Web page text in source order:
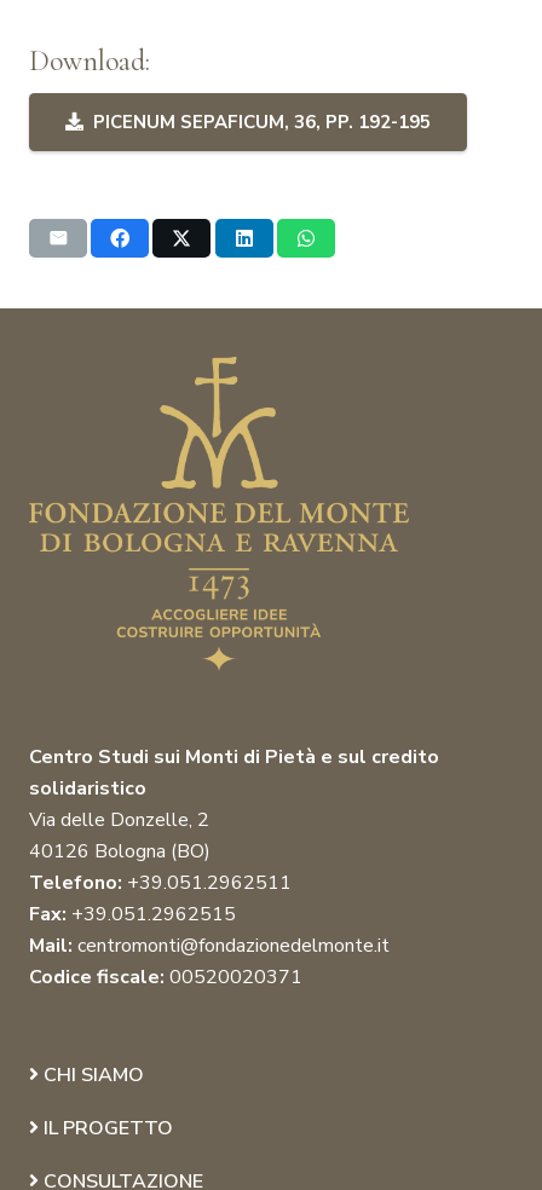
Download:
PICENUM SEPAFICUM, 36, PP. 192-195
Centro Studi sui Monti di Pietà e sul credito
solidaristico
Via delle Donzelle, 2
40126 Bologna (BO)
Telefono: +39.051.2962511
Fax: +39.051.2962515
Mail: centromonti@fondazionedelmonte.it
Codice fiscale: 00520020371
CHI SIAMO
IL PROGETTO
CONSULTAZIONE